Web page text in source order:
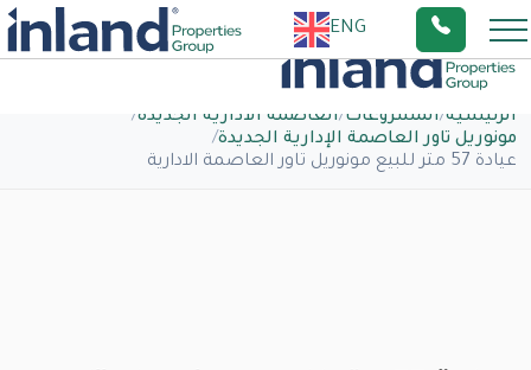
ENG
الرئيسية/المشروعات/العاصمة الادارية الجديدة/
مونوريل تاور العاصمة الإدارية الجديدة/
عيادة 57 متر للبيع مونوريل تاور العاصمة الادارية